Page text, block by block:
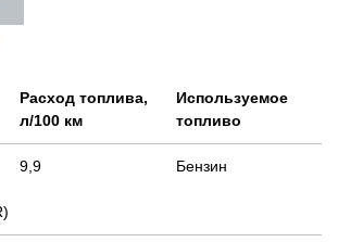
Расход топлива,
л/100 км
Используемое
топливо
9,9 Бензин